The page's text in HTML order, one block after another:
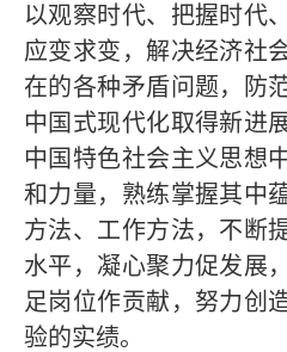
以观察时代、把握时代
应变求变，解决经济社
在的各种矛盾问题，防
中国式现代化取得新进
中国特色社会主义思想
和力量，熟练掌握其中
方法、工作方法，不断
水平，凝心聚力促发展
足岗位作贡献，努力创
验的实绩。